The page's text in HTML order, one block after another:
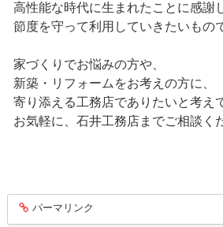
高性能な時代に生まれたことに感謝
節度を守って利用していきたいもの
家づくりでお悩みの方や、
新築・リフォームをお考えの方に、
寄り添える工務店でありたいと考え
お気軽に、石井工務店までご相談く
entry192
パーマリンク